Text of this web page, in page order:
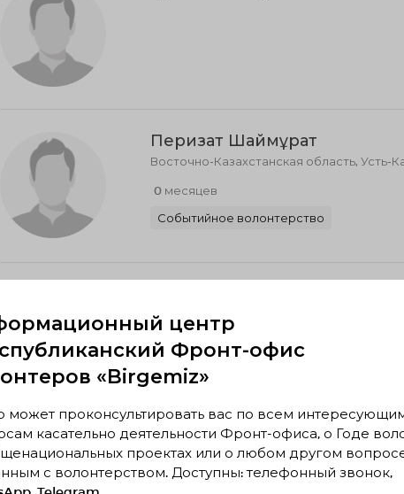
Перизат Шаймұрат
Восточно-Казахстанская область, Усть-
0 месяцев
Событийное волонтерство
Дулат Сәрсенбай
Алматы, Алматы
центр
Фронт-офис
«Birgemiz»
может проконсультировать вас по всем
касательно деятельности Фронт-офиса, о Годе
проектах или о любом другом
с волонтерством. Доступны: телефонный звонок,